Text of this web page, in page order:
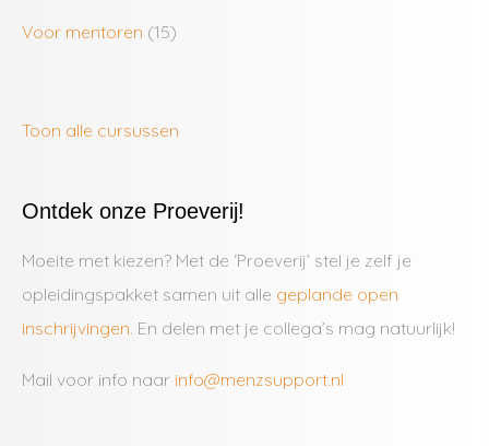
Voor mentoren (15)
Toon alle cursussen
Ontdek onze Proeverij!
Moeite met kiezen? Met de ‘Proeverij’ stel je zelf je
opleidingspakket samen uit alle geplande open
inschrijvingen . En delen met je collega’s mag natuurlijk!
Mail voor info naar info@menzsupport.nl